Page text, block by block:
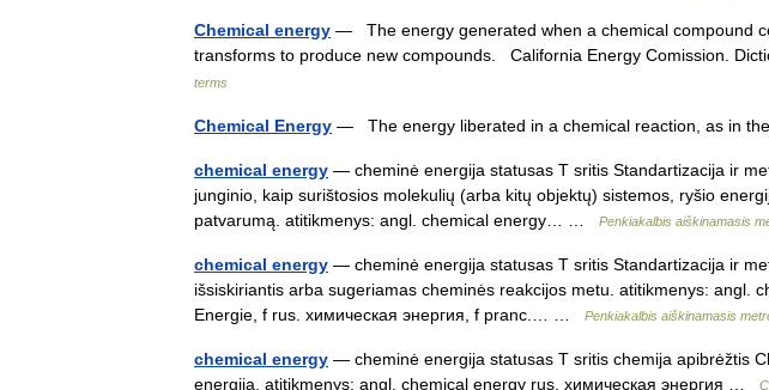
Chemical energy — The energy generated when a chemical compound
transforms to produce new compounds. California Energy Comission.
terms
Chemical Energy — The energy liberated in a chemical reaction, as in
chemical energy — cheminė energija statusas T sritis Standartizacija ir
junginio, kaip surištosios molekulių (arba kitų objektų) sistemos, ryšio
patvarumą. atitikmenys: angl. chemical energy… …
Penkiakalbis aiškinamasis
chemical energy — cheminė energija statusas T sritis Standartizacija ir
išsiskiriantis arba sugeriamas cheminės reakcijos metu. atitikmenys: angl.
Energie, f rus. химическая энергия, f pranc.… …
Penkiakalbis aiškinamasis
chemical energy — cheminė energija statusas T sritis chemija apibrėžtis
energija. atitikmenys: angl. chemical energy rus. химическая энергия …